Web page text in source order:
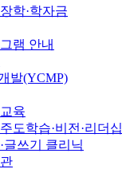
학·학자금
램 안내
발(YCMP)
육
도학습·비전·리더십
글쓰기 클리닉